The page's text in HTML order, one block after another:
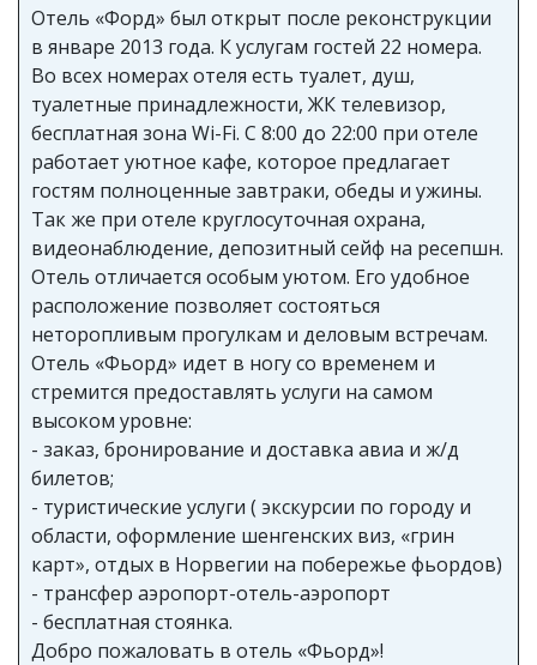
Отель «Форд» был открыт после реконструкции
в январе 2013 года. К услугам гостей 22 номера.
Во всех номерах отеля есть туалет, душ,
туалетные принадлежности, ЖК телевизор,
бесплатная зона Wi-Fi. С 8:00 до 22:00 при отеле
работает уютное кафе, которое предлагает
гостям полноценные завтраки, обеды и ужины.
Так же при отеле круглосуточная охрана,
видеонаблюдение, депозитный сейф на ресепшн.
Отель отличается особым уютом. Его удобное
расположение позволяет состояться
неторопливым прогулкам и деловым встречам.
Отель «Фьорд» идет в ногу со временем и
стремится предоставлять услуги на самом
высоком уровне:
- заказ, бронирование и доставка авиа и ж/д
билетов;
- туристические услуги ( экскурсии по городу и
области, оформление шенгенских виз, «грин
карт», отдых в Норвегии на побережье фьордов)
- трансфер аэропорт-отель-аэропорт
- бесплатная стоянка.
Добро пожаловать в отель «Фьорд»!